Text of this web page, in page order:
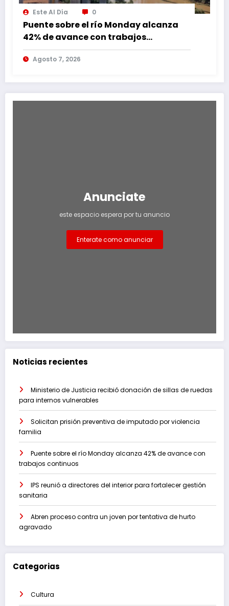
Este Al Día 0
Puente sobre el río Monday alcanza
42% de avance con trabajos
continuos
Agosto 7, 2026
Anunciate
este espacio espera por tu anuncio
Enterate como anunciar
Noticias recientes
Ministerio de Justicia recibió donación de sillas de ruedas
para internos vulnerables
Solicitan prisión preventiva de imputado por violencia
familia
Puente sobre el río Monday alcanza 42% de avance con
trabajos continuos
IPS reunió a directores del interior para fortalecer gestión
sanitaria
Abren proceso contra un joven por tentativa de hurto
agravado
Categorias
Cultura